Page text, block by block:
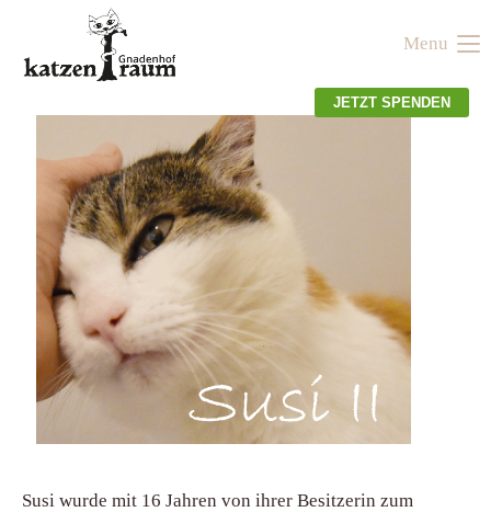
Der Eintrag "offcanvas-col1" existiert leider nicht.
Der Eintrag "offcanvas-col2" existiert leider nicht.
Der Eintrag "offcanvas-col3" existiert leider nicht.
Der Eintrag "offcanvas-col4" existiert leider nicht.
Menu
JETZT SPENDEN
Susi wurde mit 16 Jahren von ihrer Besitzerin zum